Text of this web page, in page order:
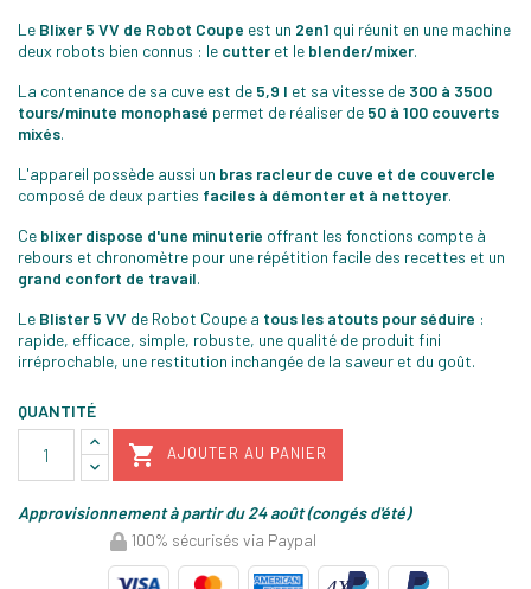
Le Blixer 5 VV de Robot Coupe est un 2en1 qui réunit en une machine
deux robots bien connus : le cutteret le blender/mixer.
La contenance de sa cuve est de 5,9 l et sa vitesse de 300 à 3500
tours/minute monophasé permet de réaliser de 50 à 100 couverts
mixés.
L'appareil possède aussi un bras racleur de cuve et de couvercle
composé de deux parties faciles à démonter et à nettoyer.
Ce blixer dispose d'une minuterie offrant les fonctions compte à
rebours et chronomètre pour une répétition facile des recettes et un
grand confort de travail.
Le Blister 5 VV de Robot Coupe a tous les atouts pour séduire :
rapide, efficace, simple, robuste, une qualité de produit fini
irréprochable, une restitution inchangée de la saveur et du goût.
QUANTITÉ
 AJOUTER AU PANIER
Approvisionnement à partir du 24 août (congés d'été)
100% sécurisés via Paypal